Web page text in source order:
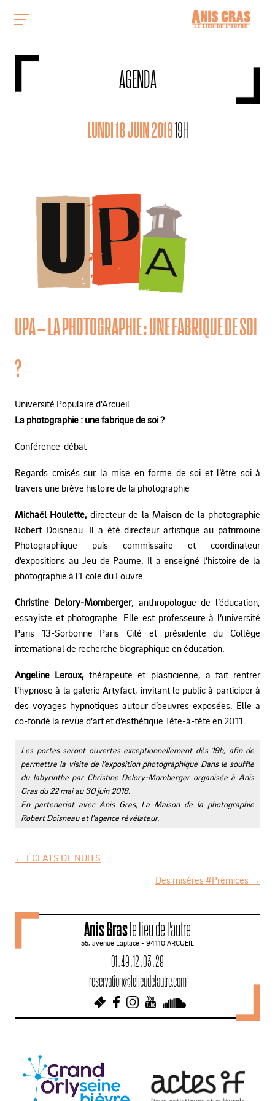
AGENDA
LUNDI 18 JUIN 201819H
UPA – LA PHOTOGRAPHIE : UNE FABRIQUE DE SOI
?
Université Populaire d'Arcueil
La photographie : une fabrique de soi ?
Conférence-débat
Regards croisés sur la mise en forme de soi et l’être soi à
travers une brève histoire de la photographie
Michaël Houlette, directeur de la Maison de la photographie
Robert Doisneau. Il a été directeur artistique au patrimoine
Photographique puis commissaire et coordinateur
d’expositions au Jeu de Paume. Il a enseigné l’histoire de la
photographie à l’Ecole du Louvre.
Christine Delory-Momberger, anthropologue de l’éducation,
essayiste et photographe. Elle est professeure à l’université
Paris 13-Sorbonne Paris Cité et présidente du Collège
international de recherche biographique en éducation.
Angeline Leroux, thérapeute et plasticienne, a fait rentrer
l’hypnose à la galerie Artyfact, invitant le public à participer à
des voyages hypnotiques autour d’oeuvres exposées. Elle a
co-fondé la revue d’art et d’esthétique Tête-à-tête en 2011.
Les portes seront ouvertes exceptionnellement dès 19h, afin de
permettre la visite de l’exposition photographique Dans le souffle
du labyrinthe par Christine Delory-Momberger organisée à Anis
Gras du 22 mai au 30 juin 2018.
En partenariat avec Anis Gras, La Maison de la photographie
Robert Doisneau et l’agence révélateur.
v
g
o
← ÉCLATS DE NUITS
Des misères #Prémices →
Anis Grasle lieu de l'autre
55, avenue Laplace - 94110 ARCUEIL
01 . 49 . 12 . 03 . 29
reservation@lelieudelautre.com